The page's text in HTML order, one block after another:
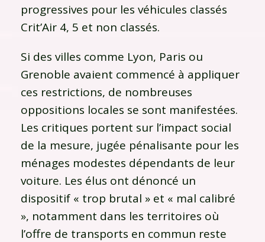
progressives pour les véhicules classés
Crit’Air 4, 5 et non classés.
Si des villes comme Lyon, Paris ou
Grenoble avaient commencé à appliquer
ces restrictions, de nombreuses
oppositions locales se sont manifestées.
Les critiques portent sur l’impact social
de la mesure, jugée pénalisante pour les
ménages modestes dépendants de leur
voiture. Les élus ont dénoncé un
dispositif « trop brutal » et « mal calibré
», notamment dans les territoires où
l’offre de transports en commun reste